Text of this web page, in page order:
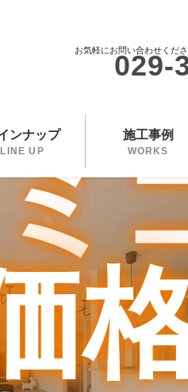
お気軽にお問い合わせくださ
029-
ンナップ
LINE UP
施工事例
WORKS